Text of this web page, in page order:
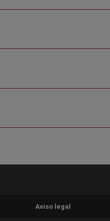
ventana nueva)
en ventana nueva)
Aviso legal